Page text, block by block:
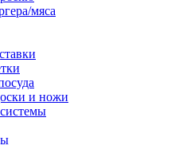
мяса
и ножи